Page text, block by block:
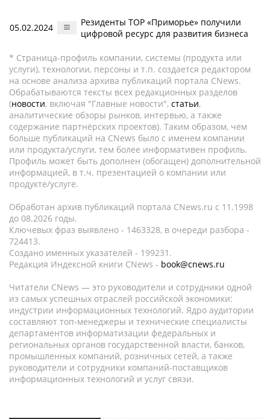
05.02.2024
Резиденты ТОР «Приморье» получили
цифровой ресурс для развития бизнеса
* Страница-профиль компании, системы (продукта или
услуги), технологии, персоны и т.п. создается редактором
на основе анализа архива публикаций портала CNews.
Обрабатываются тексты всех редакционных разделов
(новости, включая "Главные новости", статьи,
аналитические обзоры рынков, интервью, а также
содержание партнёрских проектов). Таким образом, чем
больше публикаций на CNews было с именем компании
или продукта/услуги, тем более информативен профиль.
Профиль может быть дополнен (обогащен) дополнительной
информацией, в т.ч. презентацией о компании или
продукте/услуге.
Обработан архив публикаций портала CNews.ru c 11.1998
до 08.2026 годы.
Ключевых фраз выявлено - 1463328, в очереди разбора -
724413.
Создано именных указателей - 199231.
Редакция Индексной книги CNews - book@cnews.ru
Читатели CNews — это руководители и сотрудники одной
из самых успешных отраслей российской экономики:
индустрии информационных технологий. Ядро аудитории
составляют топ-менеджеры и технические специалисты
департаментов информатизации федеральных и
региональных органов государственной власти, банков,
промышленных компаний, розничных сетей, а также
руководители и сотрудники компаний-поставщиков
информационных технологий и услуг связи.